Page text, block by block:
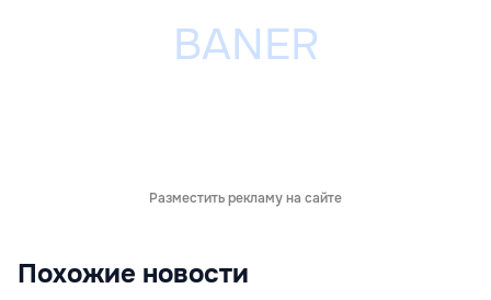
Разместить рекламу на сайте
Похожие новости